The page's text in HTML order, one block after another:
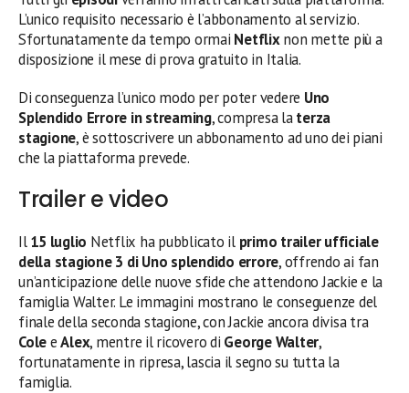
L’unico requisito necessario è l’abbonamento al servizio.
Sfortunatamente da tempo ormai Netflixnon mette più a
disposizione il mese di prova gratuito in Italia.
Di conseguenza l’unico modo per poter vedere Uno
Splendido Errore in streaming, compresa laterza
stagione, è sottoscrivere un abbonamento ad uno dei piani
che la piattaforma prevede.
Trailer e video
Il15 luglio Netflix ha pubblicato il primo trailer ufficiale
della stagione 3 di Uno splendido errore, offrendo ai fan
un’anticipazione delle nuove sfide che attendono Jackie e la
famiglia Walter. Le immagini mostrano le conseguenze del
finale della seconda stagione, con Jackie ancora divisa tra
ColeeAlex, mentre il ricovero di George Walter,
fortunatamente in ripresa, lascia il segno su tutta la
famiglia.